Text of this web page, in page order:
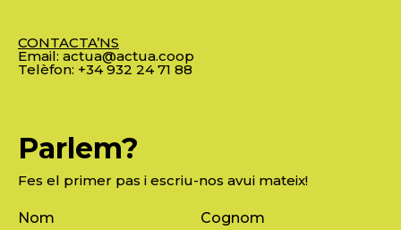
CONTACTA’NS
Email: actua@actua.coop
Telèfon: +34 932 24 71 88
Parlem?
Fes el primer pas i escriu-nos avui mateix!